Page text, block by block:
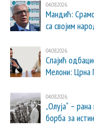
04.08.2026.
Мандић:
са својим
04.08.2026.
Спајић
Мелони: Црна
04.08.2026.
„Олуја“ –
борба за